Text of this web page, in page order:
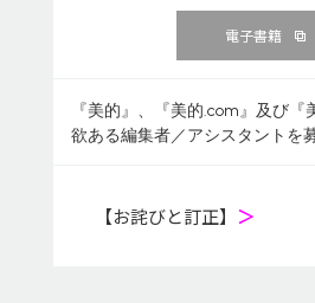
電子書籍
『美的』、『美的.com』及び『
欲ある編集者／アシスタントを
【お詫びと訂正】 ＞